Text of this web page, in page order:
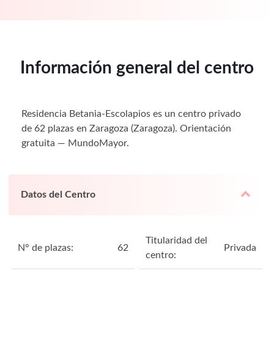
Información general del centro
Residencia Betania-Escolapios es un centro privado
de 62 plazas en Zaragoza (Zaragoza). Orientación
gratuita — MundoMayor.
Datos del Centro
N° de plazas: 62
Titularidad del
centro:
Privada